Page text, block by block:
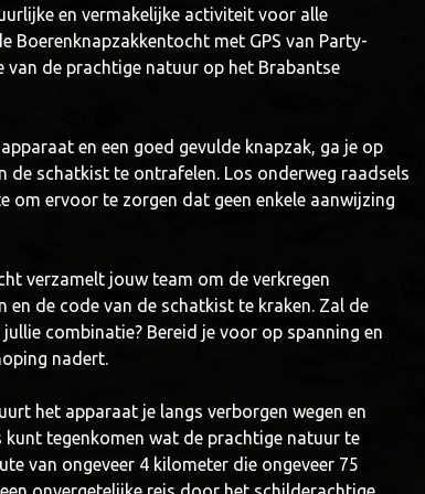
en vermakelijke activiteit voor alle
Boerenknapzakkentocht met GPS van Party-
van de prachtige natuur op het Brabantse
en een goed gevulde knapzak, ga je op
de schatkist te ontrafelen. Los onderweg raadsels
om ervoor te zorgen dat geen enkele aanwijzing
verzamelt jouw team om de verkregen
en de code van de schatkist te kraken. Zal de
combinatie? Bereid je voor op spanning en
nadert.
het apparaat je langs verborgen wegen en
kunt tegenkomen wat de prachtige natuur te
van ongeveer 4 kilometer die ongeveer 75